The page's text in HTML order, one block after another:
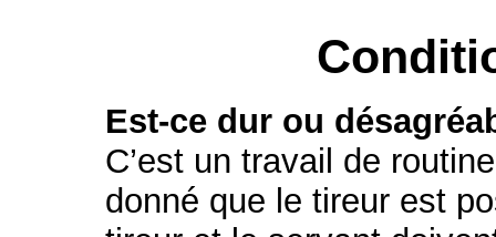
Est-ce dur ou
C’est un travail de
donné que le tireur est